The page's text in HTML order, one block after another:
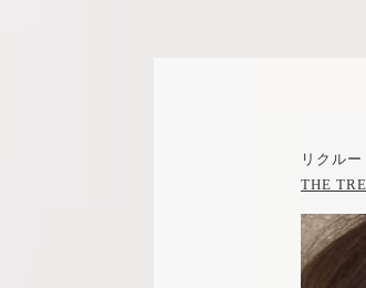
リクル
THE